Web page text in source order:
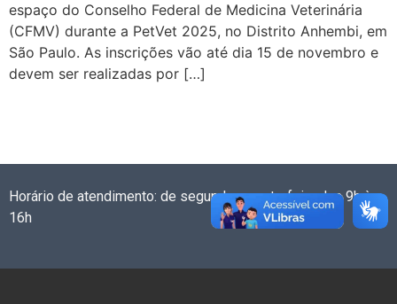
espaço do Conselho Federal de Medicina Veterinária
(CFMV) durante a PetVet 2025, no Distrito Anhembi, em
São Paulo. As inscrições vão até dia 15 de novembro e
devem ser realizadas por […]
Horário de atendimento: de segunda a sexta-feira das 9h às
16h